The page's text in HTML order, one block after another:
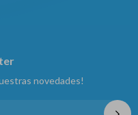
novedades!